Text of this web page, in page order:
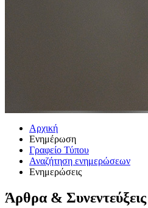
Αρχική
Ενημέρωση
Γραφείο Τύπου
Αναζήτηση ενημερώσεων
Ενημερώσεις
Άρθρα & Συνεντεύξεις